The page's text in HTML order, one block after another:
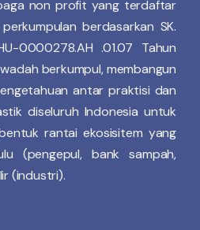
non profit yang terdaftar
berdasarkan SK.
0000278.AH .01.07 Tahun
berkumpul, membangun
antar praktisi dan
diseluruh Indonesia untuk
rantai ekosisitem yang
(pengepul, bank sampah,
(industri).